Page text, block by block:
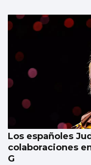
Los españoles
colaboraciones
G